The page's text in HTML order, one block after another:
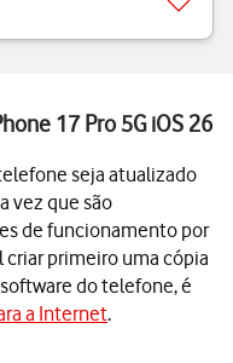
17 Pro 5G iOS 26
seja atualizado
vez que são
de funcionamento por
criar primeiro uma cópia
do telefone, é
a Internet.